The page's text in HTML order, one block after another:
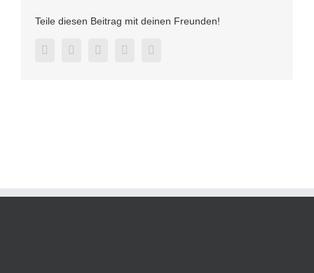
Teile diesen Beitrag mit deinen Freunden!
FacebookTwitter LinkedInPinterest